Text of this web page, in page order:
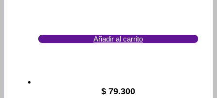
Añadir al carrito
$ 79.300